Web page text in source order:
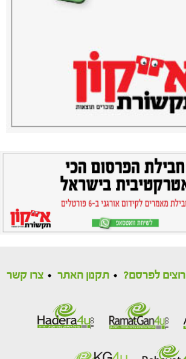
רוצים לפרסם? תקנון האתר צרו קשר